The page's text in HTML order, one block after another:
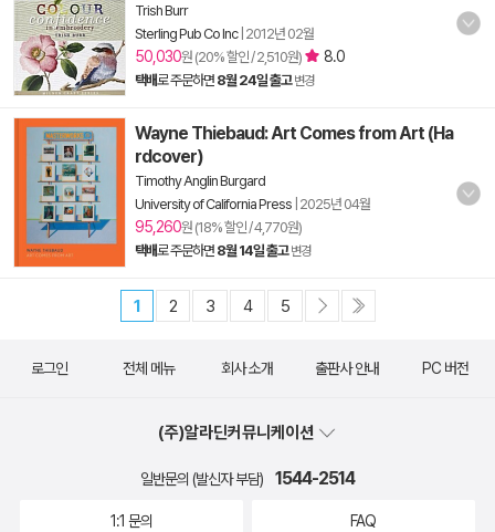
Trish Burr
Sterling Pub Co Inc| 2012년 02월
50,030원 (20% 할인 / 2,510원) 8.0
택배로 주문하면 8월 24일 출고 변경
Wayne Thiebaud: Art Comes from Art (Ha
rdcover)
Timothy Anglin Burgard
University of California Press 2025년 04월
95,260원 (18% 할인 / 4,770원)
택배로 주문하면 8월 14일 출고 변경
1 2 3 4 5
로그인 전체 메뉴 회사 소개 출판사 안내 PC 버전
(주)알라딘커뮤니케이션
일반문의 (발신자 부담) 1544-2514
1:1 문의 FAQ